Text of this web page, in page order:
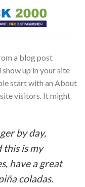
a blog post
up in your site
start with an About
visitors. It might
by day,
this is my
have a great
coladas.